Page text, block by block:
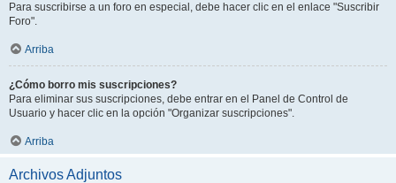
Para suscribirse a un foro en especial, debe hacer clic en el enlace "Suscribir
Foro".
Arriba
¿Cómo borro mis suscripciones?
Para eliminar sus suscripciones, debe entrar en el Panel de Control de
Usuario y hacer clic en la opción "Organizar suscripciones".
Arriba
Archivos Adjuntos